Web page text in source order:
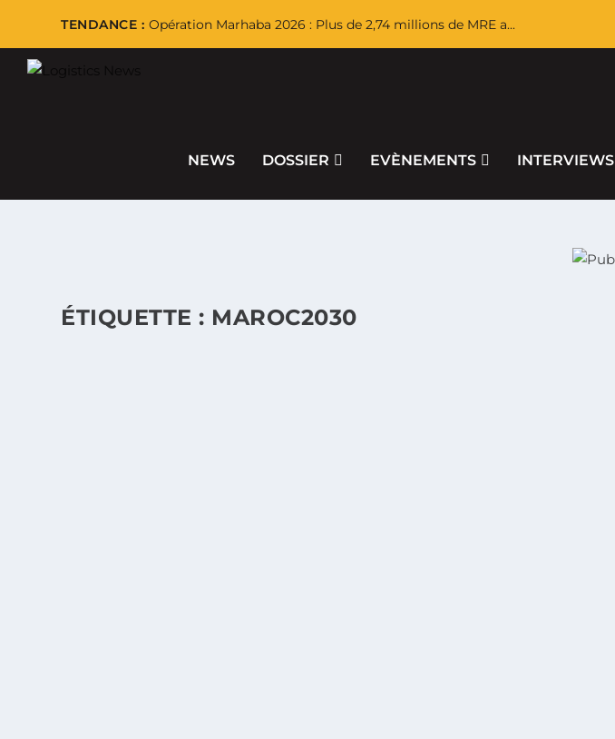
TENDANCE : Opération Marhaba 2026 : Plus de 2,74 millions de MRE a...
NEWS DOSSIER EVÈNEMENTS INTERVIEWS
ÉTIQUETTE : MAROC2030